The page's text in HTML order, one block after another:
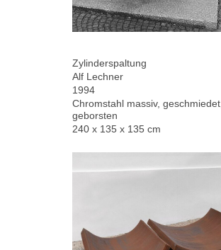
Zylinderspaltung
Alf Lechner
1994
Chromstahl massiv, geschmiedet,
geborsten
240 x 135 x 135 cm